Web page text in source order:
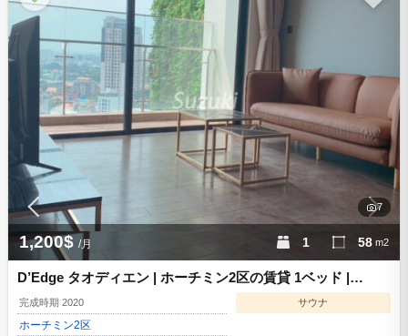
7
D’Edge タオディエン | ホーチミン2区の賃貸 1ベッド |
DE229870
完成時期 2020
ホーチミン2区
サウナ
1 58 m2
1,200$ /月